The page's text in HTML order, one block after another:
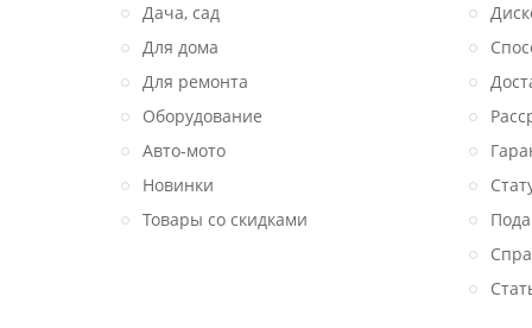
Дача, сад
Для дома
Для ремонта
Оборудование
Авто-мото
Новинки
Товары со скидками